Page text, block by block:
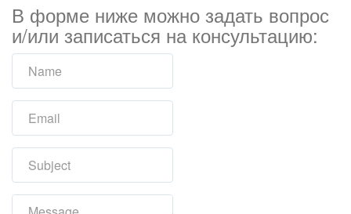
В форме ниже можно задать вопрос
и/или записаться на консультацию: